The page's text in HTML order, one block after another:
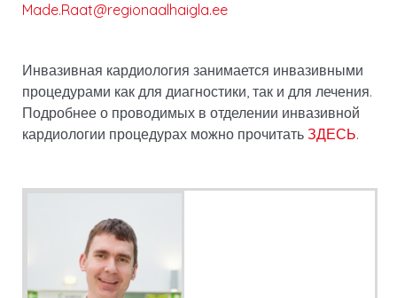
Made.Raat@regionaalhaigla.ee
Инвазивная кардиология занимается инвазивными
процедурами как для диагностики, так и для лечения.
Подробнее о проводимых в отделении инвазивной
кардиологии процедурах можно прочитать ЗДЕСЬ.